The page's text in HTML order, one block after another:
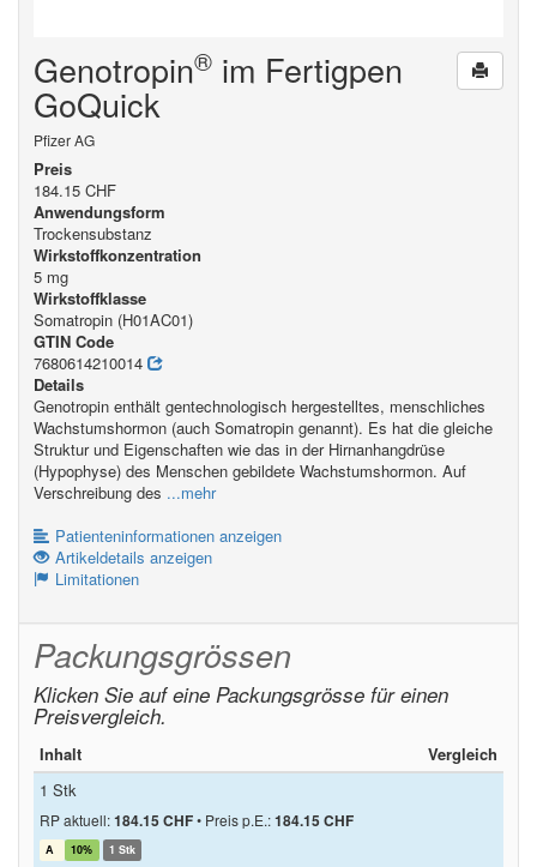
Genotropin® im Fertigpen
GoQuick
Pfizer AG
Preis
184.15 CHF
Anwendungsform
Trockensubstanz
Wirkstoffkonzentration
5 mg
Wirkstoffklasse
Somatropin (H01AC01)
GTIN Code
7680614210014
Details
Genotropin enthält gentechnologisch hergestelltes, menschliches
Wachstumshormon (auch Somatropin genannt). Es hat die gleiche
Struktur und Eigenschaften wie das in der Hirnanhangdrüse
(Hypophyse) des Menschen gebildete Wachstumshormon. Auf
Verschreibung des ...mehr
Patienteninformationen anzeigen
Artikeldetails anzeigen
Limitationen
Packungsgrössen
Klicken Sie auf eine Packungsgrösse für einen
Preisvergleich.
Inhalt
Vergleich
1 Stk
RP aktuell:184.15 CHF• Preis p.E.:184.15 CHF
A 10% 1 Stk